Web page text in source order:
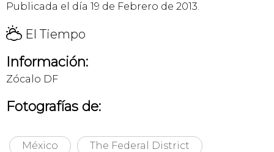
Publicada el día 19 de Febrero de 2013.
H El Tiempo
Información:
Zócalo DF
Fotografías de:
México The Federal District